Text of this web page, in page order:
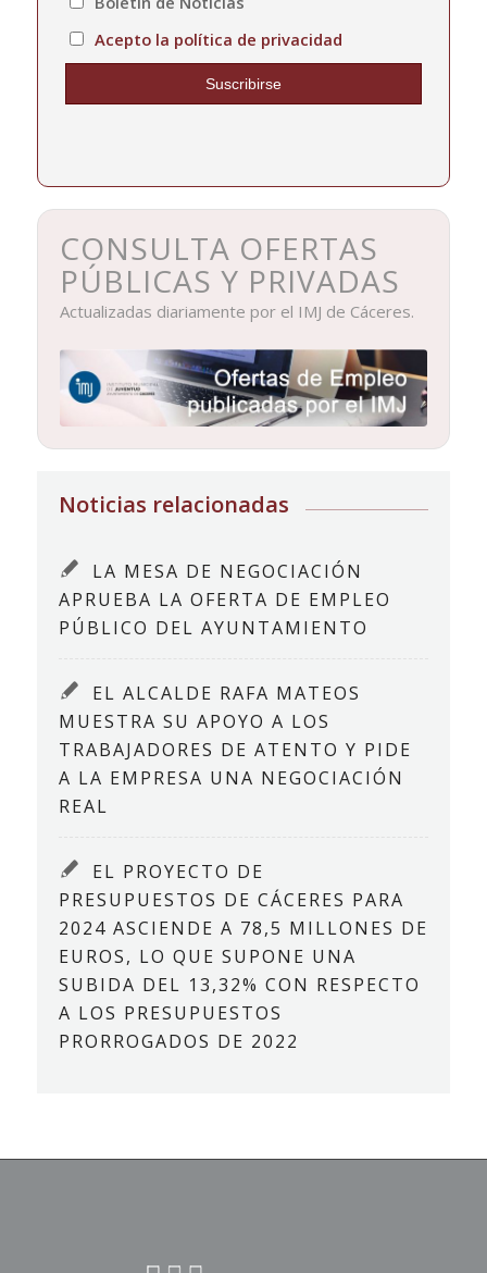
Acepto la política de privacidad
CONSULTA OFERTAS
PÚBLICAS Y PRIVADAS
Actualizadas diariamente por el IMJ de Cáceres.
Noticias relacionadas
LA MESA DE NEGOCIACIÓN
APRUEBA LA OFERTA DE EMPLEO
PÚBLICO DEL AYUNTAMIENTO
EL ALCALDE RAFA MATEOS
MUESTRA SU APOYO A LOS
TRABAJADORES DE ATENTO Y PIDE
A LA EMPRESA UNA NEGOCIACIÓN
REAL
EL PROYECTO DE
PRESUPUESTOS DE CÁCERES PARA
2024 ASCIENDE A 78,5 MILLONES DE
EUROS, LO QUE SUPONE UNA
SUBIDA DEL 13,32% CON RESPECTO
A LOS PRESUPUESTOS
PRORROGADOS DE 2022